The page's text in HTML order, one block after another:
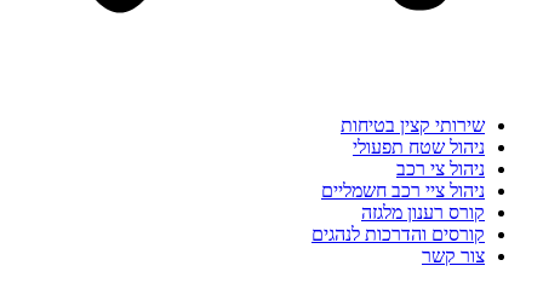
שירותי קצין בטיחות
ניהול שטח תפעולי
ניהול צי רכב
ניהול ציי רכב חשמליים
קורס רענון מלגזה
קורסים והדרכות לנהגים
צור קשר